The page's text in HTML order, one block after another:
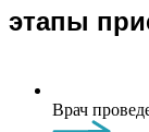
этапы
Врач